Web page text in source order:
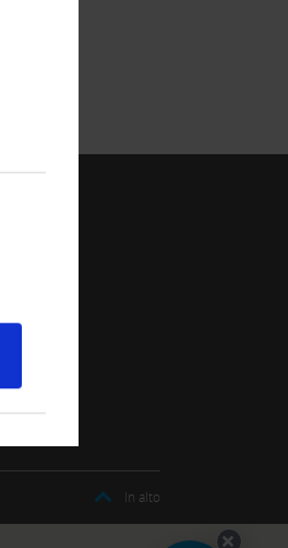
In alto